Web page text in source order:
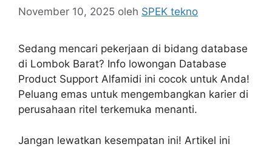
November 10, 2025 oleh SPEK tekno
Sedang mencari pekerjaan di bidang database
di Lombok Barat? Info lowongan Database
Product Support Alfamidi ini cocok untuk Anda!
Peluang emas untuk mengembangkan karier di
perusahaan ritel terkemuka menanti.
Jangan lewatkan kesempatan ini! Artikel ini